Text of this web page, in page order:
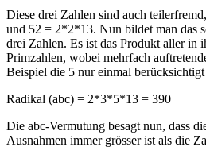
Diese drei Zahlen sind auch
und 52 = 2*2*13. Nun bildet man das
drei Zahlen. Es ist das Produkt aller in
Primzahlen, wobei mehrfach
Beispiel die 5 nur einmal
Radikal (abc) = 2*3*5*13 = 390
Die abc-Vermutung besagt nun, dass
Ausnahmen immer grösser ist als die